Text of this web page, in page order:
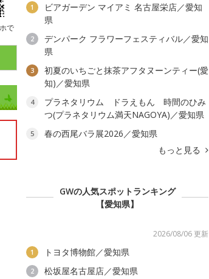
で
1
ビアガーデン マイアミ 名古屋栄店／愛知
県
2
デンパーク フラワーフェスティバル／愛知
県
3
初夏のいちごと抹茶アフタヌーンティー(愛
知)／愛知県
4
プラネタリウム ドラえもん 時間のひみ
つ(プラネタリウム満天NAGOYA)／愛知県
5
春の西尾バラ展2026／愛知県
もっと見る
GWの人気スポットランキング
【愛知県】
2026/08/06 更新
1 トヨタ博物館／愛知県
2 松坂屋名古屋店／愛知県